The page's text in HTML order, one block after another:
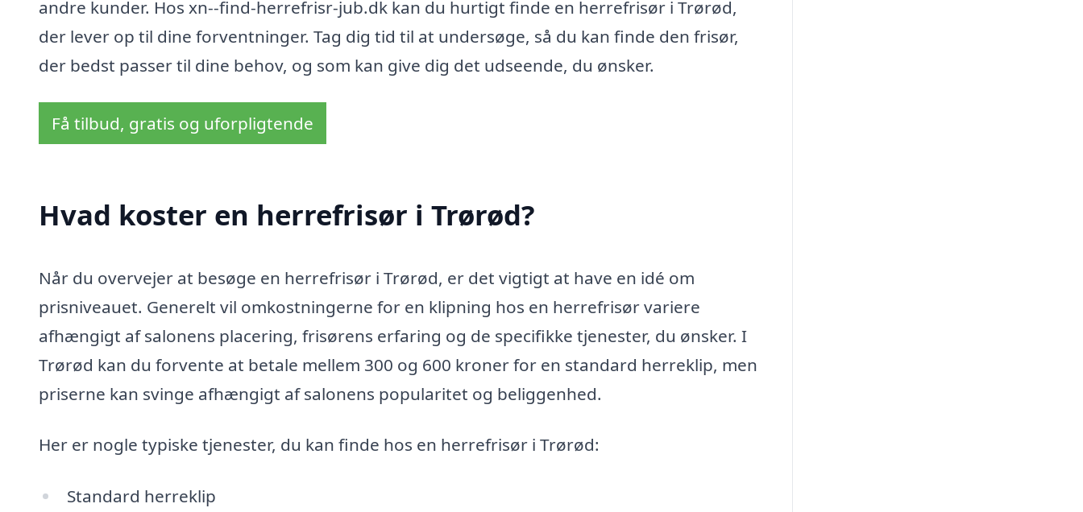
andre kunder. Hos xn--find-herrefrisr-jub.dk kan du hurtigt finde en herrefrisør i Trørød,
der lever op til dine forventninger. Tag dig tid til at undersøge, så du kan finde den frisør,
der bedst passer til dine behov, og som kan give dig det udseende, du ønsker.
Få tilbud, gratis og uforpligtende
Hvad koster en herrefrisør i Trørød?
Når du overvejer at besøge en herrefrisør i Trørød, er det vigtigt at have en idé om
prisniveauet. Generelt vil omkostningerne for en klipning hos en herrefrisør variere
afhængigt af salonens placering, frisørens erfaring og de specifikke tjenester, du ønsker. I
Trørød kan du forvente at betale mellem 300 og 600 kroner for en standard herreklip, men
priserne kan svinge afhængigt af salonens popularitet og beliggenhed.
Her er nogle typiske tjenester, du kan finde hos en herrefrisør i Trørød:
Standard herreklip